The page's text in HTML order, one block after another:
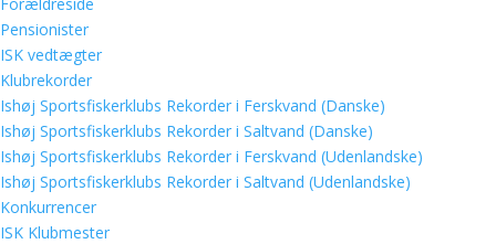
Pensionister
ISK vedtægter
Klubrekorder
Ishøj Sportsfiskerklubs Rekorder i Ferskvand (Danske)
Ishøj Sportsfiskerklubs Rekorder i Saltvand (Danske)
Ishøj Sportsfiskerklubs Rekorder i Ferskvand (Udenlandske)
Ishøj Sportsfiskerklubs Rekorder i Saltvand (Udenlandske)
Konkurrencer
ISK Klubmester